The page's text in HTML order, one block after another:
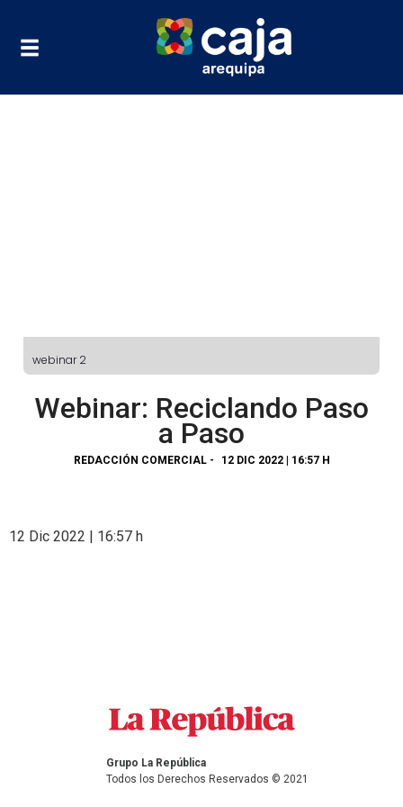
webinar 2
Webinar: Reciclando Paso
a Paso
REDACCIÓN COMERCIAL- 12 DIC 2022 | 16:57 H
12 Dic 2022 | 16:57 h
Grupo La República
Todos los Derechos Reservados © 2021